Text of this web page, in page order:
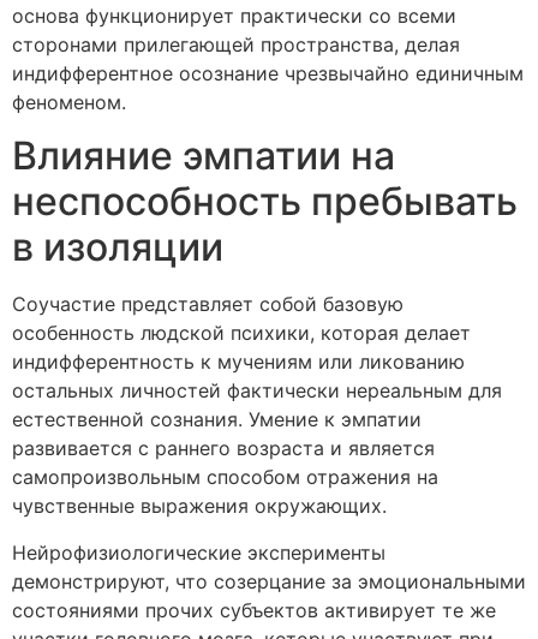
основа функционирует практически со всеми
сторонами прилегающей пространства, делая
индифферентное осознание чрезвычайно единичным
феноменом.
Влияние эмпатии на
неспособность пребывать
в изоляции
Соучастие представляет собой базовую
особенность людской психики, которая делает
индифферентность к мучениям или ликованию
остальных личностей фактически нереальным для
естественной сознания. Умение к эмпатии
развивается с раннего возраста и является
самопроизвольным способом отражения на
чувственные выражения окружающих.
Нейрофизиологические эксперименты
демонстрируют, что созерцание за эмоциональными
состояниями прочих субъектов активирует те же